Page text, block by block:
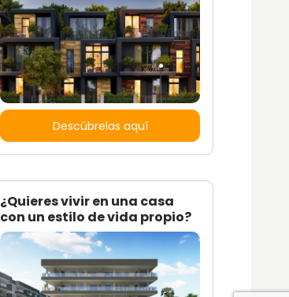
Descúbrelas aquí
¿Quieres vivir en una casa
con un estilo de vida propio?